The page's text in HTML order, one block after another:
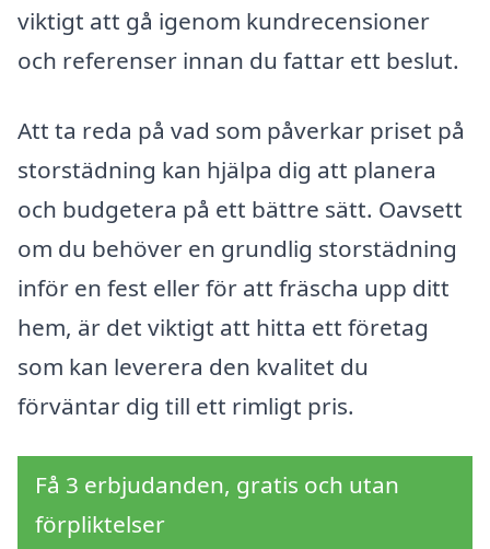
viktigt att gå igenom kundrecensioner
och referenser innan du fattar ett beslut.
Att ta reda på vad som påverkar priset på
storstädning kan hjälpa dig att planera
och budgetera på ett bättre sätt. Oavsett
om du behöver en grundlig storstädning
inför en fest eller för att fräscha upp ditt
hem, är det viktigt att hitta ett företag
som kan leverera den kvalitet du
förväntar dig till ett rimligt pris.
Få 3 erbjudanden, gratis och utan
förpliktelser